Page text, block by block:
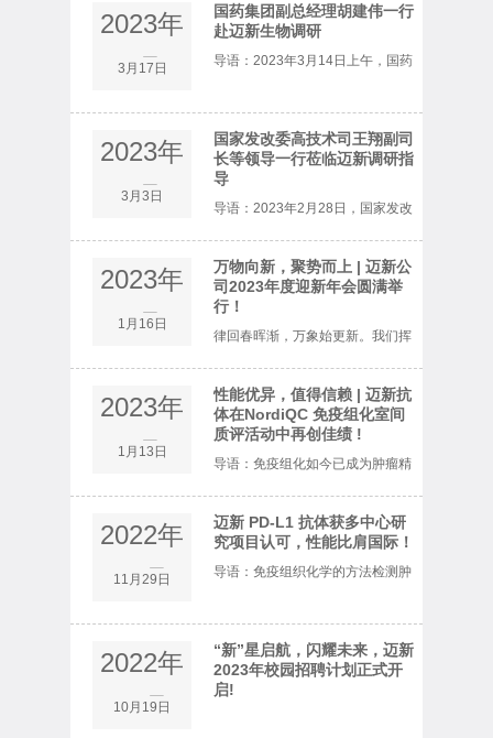
为了提升团队凝聚力，让初入的小
伙伴充分感受迈新企业文化，迅速
和风，山...
2023年
3月
3月17日
国药集团副总经理胡建伟一行
赴迈新生物调研
导语：2023年3月14日上午，国药
作），副总经理邓金栋一行赴迈新
生物调研指导，国药投资党委书
记、董事长梁红军陪同调研。胡建
2023年
3月
3月3日
国家发改委高技术司王翔副司
长等领导一行莅临迈新调研指
导
导语：2023年2月28日，国家发改
在省、市、高新区相关领导的陪同
心、研发副...
2023年
1月
1月16日
万物向新，聚势而上 | 迈新公
司2023年度迎新年会圆满举
行！
律回春晖渐，万象始更新。我们挥
展鸿“兔”的2023。1月13日，迈新
年会通过线上...
2023年
1月
1月13日
性能优异，值得信赖 | 迈新抗
体在NordiQC 免疫组化室间
质评活动中再创佳绩 !
导语：免疫组化如今已成为肿瘤精
肿瘤分类、判断预后等方面发挥了
巨大作用。然而，免疫组化是一门
术，在影...
2022年
11月
11月29日
迈新 PD-L1 抗体获多中心研
究项目认可，性能比肩国际！
导语：免疫组织化学的方法检测肿
为有效的方法。然而，不同克隆的
PD-L1表达在判读标准、阈值设定
2022年
10月
10月19日
“新”星启航，闪耀未来，迈新
2023年校园招聘计划正式开
启!